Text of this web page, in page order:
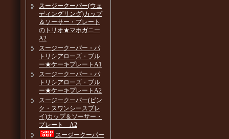
スージークーパー(ウェ
ディングリング)カップ
＆ソーサー・プレート
のトリオ★マホガニー
A2
スージークーパー・パ
トリシアローズ・ブル
ー★ケーキプレートA1
スージークーパー・パ
トリシアローズ・ブル
ー★ケーキプレートA2
スージークーパー(ピン
ク・スワンシースプレ
イ)カップ＆ソーサー・
プレート A2
スージークーパー